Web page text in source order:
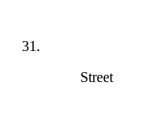
Street